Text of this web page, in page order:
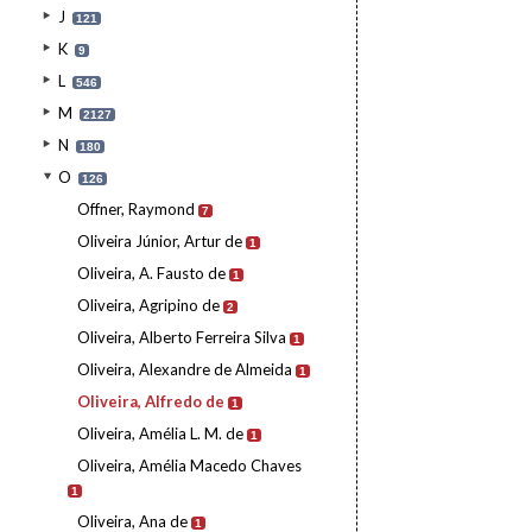
J 121
K 9
L 546
M 2127
N 180
O 126
Offner, Raymond 7
Oliveira Júnior, Artur de 1
Oliveira, A. Fausto de 1
Oliveira, Agripino de 2
Oliveira, Alberto Ferreira Silva 1
Oliveira, Alexandre de Almeida 1
Oliveira, Alfredo de 1
Oliveira, Amélia L. M. de 1
Oliveira, Amélia Macedo Chaves
1
Oliveira, Ana de 1